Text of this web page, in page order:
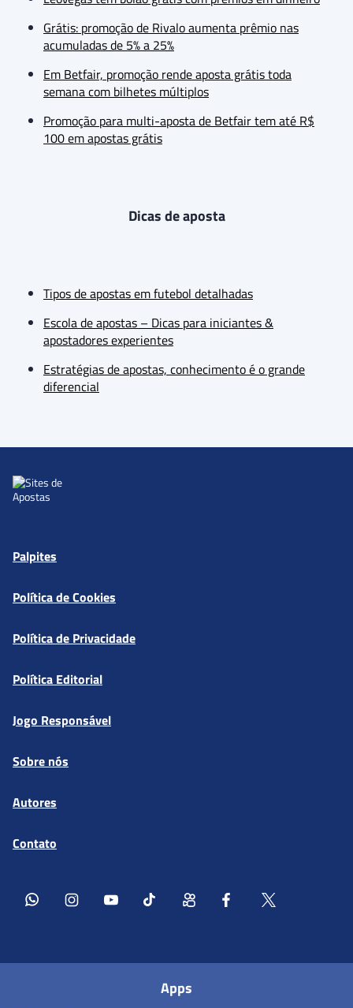
Grátis: promoção de Rivalo aumenta prêmio nas
acumuladas de 5% a 25%
Em Betfair, promoção rende aposta grátis toda
semana com bilhetes múltiplos
Promoção para multi-aposta de Betfair tem até R$
100 em apostas grátis
Dicas de aposta
Tipos de apostas em futebol detalhadas
Escola de apostas – Dicas para iniciantes &
apostadores experientes
Estratégias de apostas, conhecimento é o grande
diferencial
Palpites
Política de Cookies
Política de Privacidade
Política Editorial
Jogo Responsável
Sobre nós
Autores
Contato
Apps